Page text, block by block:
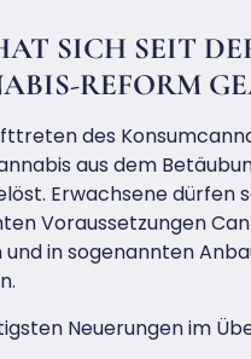
SICH SEIT
REFORM
des
aus dem
Erwachsene dürfen
Voraussetzungen
und in sogenannten
Neuerungen im